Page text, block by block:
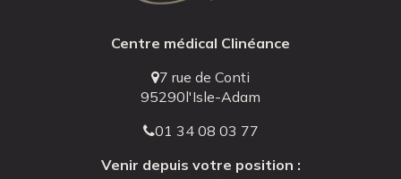
Centre médical Clinéance
7 rue de Conti
95290l'Isle-Adam
01 34 08 03 77
Venir depuis votre position :